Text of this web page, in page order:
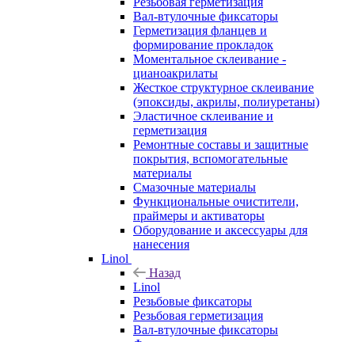
Вал-втулочные фиксаторы
Герметизация фланцев и
формирование прокладок
Моментальное склеивание -
цианоакрилаты
Жесткое структурное склеивание
(эпоксиды, акрилы, полиуретаны)
Эластичное склеивание и
герметизация
Ремонтные составы и защитные
покрытия, вспомогательные
материалы
Смазочные материалы
Функциональные очистители,
праймеры и активаторы
Оборудование и аксессуары для
нанесения
Linol
Назад
Linol
Резьбовые фиксаторы
Резьбовая герметизация
Вал-втулочные фиксаторы